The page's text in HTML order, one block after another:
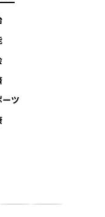
ーツ